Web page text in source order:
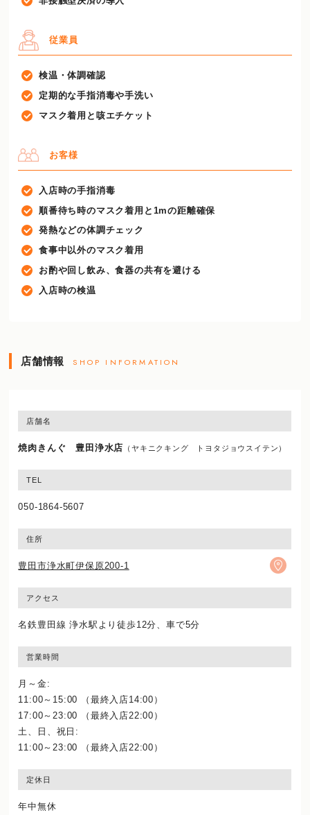
従業員
検温・体調確認
定期的な手指消毒や手洗い
マスク着用と咳エチケット
お客様
入店時の手指消毒
順番待ち時のマスク着用と1mの距離確保
発熱などの体調チェック
食事中以外のマスク着用
お酌や回し飲み、食器の共有を避ける
入店時の検温
店舗情報 SHOP INFORMATION
店舗名
焼肉きんぐ 豊田浄水店 （ヤキニクキング トヨタジョウスイテン）
TEL
050-1864-5607
住所
豊田市浄水町伊保原200-1
アクセス
名鉄豊田線 浄水駅より徒歩12分、車で5分
営業時間
月～金:
11:00～15:00 （最終入店14:00）
17:00～23:00 （最終入店22:00）
土、日、祝日:
11:00～23:00 （最終入店22:00）
定休日
年中無休